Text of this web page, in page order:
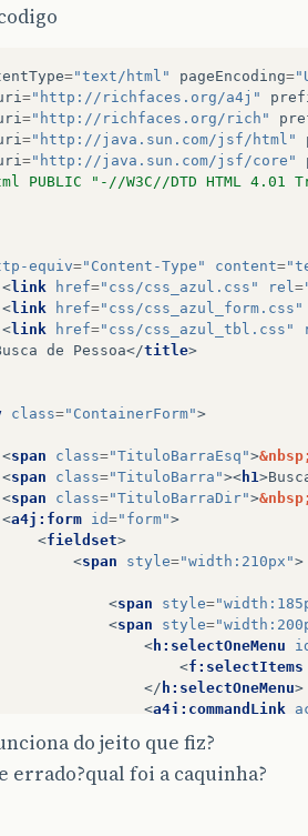
="text/html" pageEncoding=
="http://richfaces.org/a4j"
="http://richfaces.org/rich"
="http://java.sun.com/jsf/html"
="http://java.sun.com/jsf/core"
html PUBLIC "-//W3C//DTD HTML
equiv="Content-Type" content=
<link href="css/css_azul.css" rel=
<link href="css/css_azul_form.css"
<link href="css/css_azul_tbl.css"
de Pessoa</title>
class="ContainerForm">
<span class="TituloBarraEsq">
<span class="TituloBarra">< h1>
<span class="TituloBarraDir">
<a4j:form id="form">
<fieldset>
<span style="width:210px">
<span style=
<span style=
< h:selectOneMenu
<f:selectItems
</ h:selectOneMenu>
<a4j:commandLink
<
</a4j:commandLink
do jeito que fiz?
errado?qual foi a caquinha?